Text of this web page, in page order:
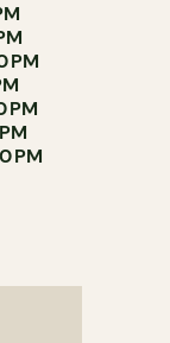
PM
PM
PM